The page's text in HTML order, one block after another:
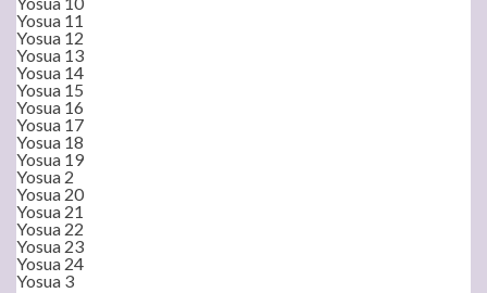
Yosua 11
Yosua 12
Yosua 13
Yosua 14
Yosua 15
Yosua 16
Yosua 17
Yosua 18
Yosua 19
Yosua 2
Yosua 20
Yosua 21
Yosua 22
Yosua 23
Yosua 24
Yosua 3